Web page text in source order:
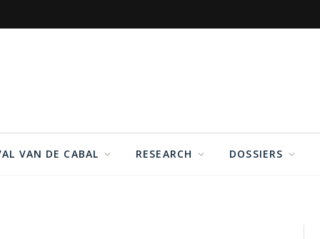
VAN DE CABAL RESEARCH DOSSIERS